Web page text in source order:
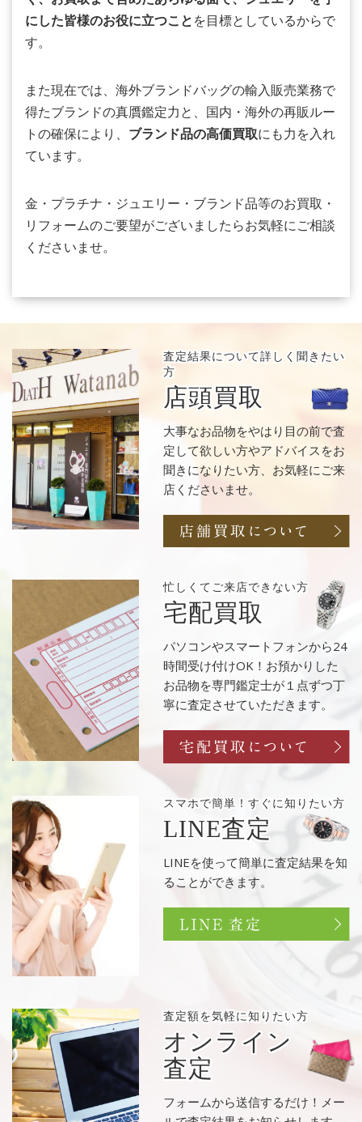
にした皆様のお役に立つこと を目標としているからで
す。
また現在では、海外ブランドバッグの輸入販売業務で
得たブランドの真贋鑑定力と、国内・海外の再販ルー
トの確保により、 ブランド品の高価買取にも力を入れ
ています。
金・プラチナ・ジュエリー・ブランド品等のお買取・
リフォームのご要望がございましたらお気軽にご相談
くださいませ。
査定結果について詳しく聞きたい
方
店頭買取
大事なお品物をやはり目の前で査
定して欲しい方やアドバイスをお
聞きになりたい方、お気軽にご来
店くださいませ。
忙しくてご来店できない方
宅配買取
パソコンやスマートフォンから24
時間受け付けOK！お預かりした
お品物を専門鑑定士が１点ずつ丁
寧に査定させていただきます。
スマホで簡単！ すぐに知りたい方
LINE査定
LINEを使って簡単に査定結果を知
ることができます。
査定額を気軽に知りたい方
オンライン
査定
フォームから送信するだけ！メー